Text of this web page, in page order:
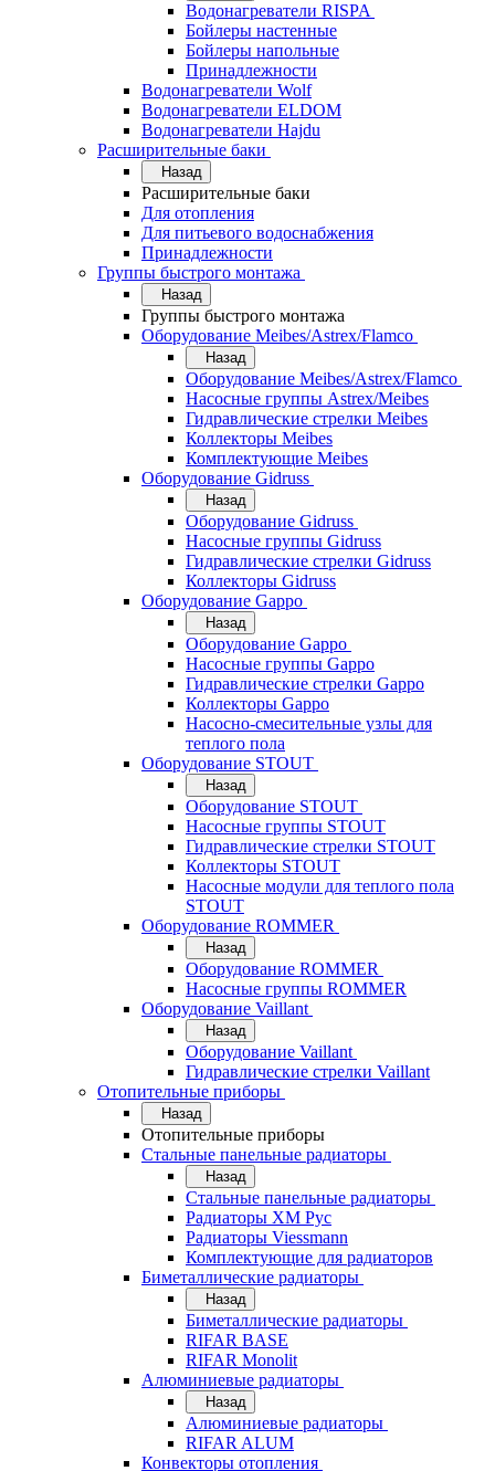
Водонагреватели RISPA
Бойлеры настенные
Бойлеры напольные
Принадлежности
Водонагреватели Wolf
Водонагреватели ELDOM
Водонагреватели Hajdu
Расширительные баки
Назад
Расширительные баки
Для отопления
Для питьевого водоснабжения
Принадлежности
Группы быстрого монтажа
Назад
Группы быстрого монтажа
Оборудование Meibes/Astrex/Flamco
Назад
Оборудование Meibes/Astrex/Flamco
Насосные группы Astrex/Meibes
Гидравлические стрелки Meibes
Коллекторы Meibes
Комплектующие Meibes
Оборудование Gidruss
Назад
Оборудование Gidruss
Насосные группы Gidruss
Гидравлические стрелки Gidruss
Коллекторы Gidruss
Оборудование Gappo
Назад
Оборудование Gappo
Насосные группы Gappo
Гидравлические стрелки Gappo
Коллекторы Gappo
Насосно-смесительные узлы для
теплого пола
Оборудование STOUT
Назад
Оборудование STOUT
Насосные группы STOUT
Гидравлические стрелки STOUT
Коллекторы STOUT
Насосные модули для теплого пола
STOUT
Оборудование ROMMER
Назад
Оборудование ROMMER
Насосные группы ROMMER
Оборудование Vaillant
Назад
Оборудование Vaillant
Гидравлические стрелки Vaillant
Отопительные приборы
Назад
Отопительные приборы
Стальные панельные радиаторы
Назад
Стальные панельные радиаторы
Радиаторы ХМ Рус
Радиаторы Viessmann
Комплектующие для радиаторов
Биметаллические радиаторы
Назад
Биметаллические радиаторы
RIFAR BASE
RIFAR Monolit
Алюминиевые радиаторы
Назад
Алюминиевые радиаторы
RIFAR ALUM
Конвекторы отопления